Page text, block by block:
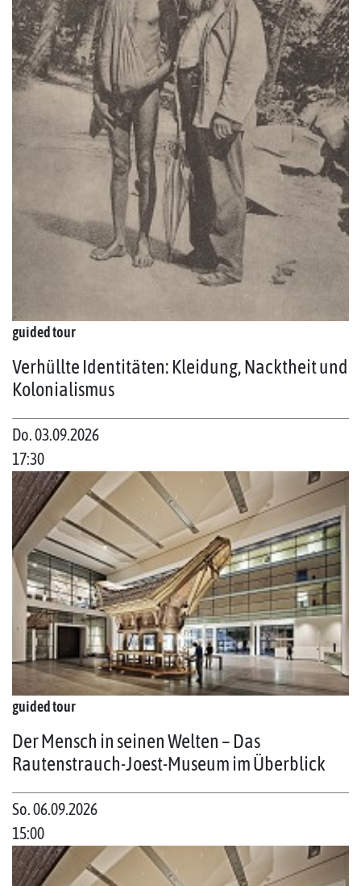
guided tour
Verhüllte Identitäten: Kleidung, Nacktheit und
Kolonialismus
Do. 03.09.2026
17:30
guided tour
Der Mensch in seinen Welten – Das
Rautenstrauch-Joest-Museum im Überblick
So. 06.09.2026
15:00